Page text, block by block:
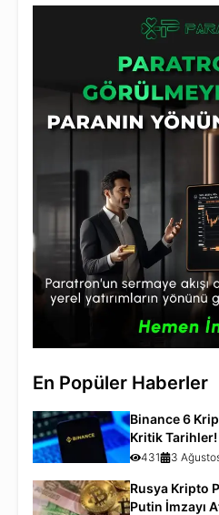
En Popüler Haberler
Binance 6
Kritik Tarihler!
431 3
Rusya Kripto
Putin İmzayı